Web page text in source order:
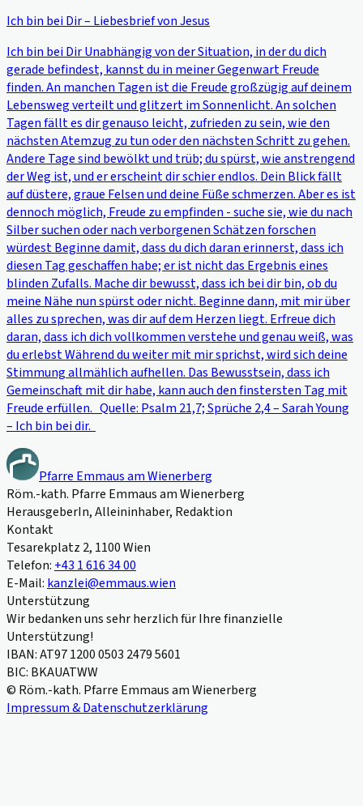
Ich bin bei Dir – Liebesbrief von Jesus
Ich bin bei Dir Unabhängig von der Situation, in der du dich
gerade befindest, kannst du in meiner Gegenwart Freude
finden. An manchen Tagen ist die Freude großzügig auf deinem
Lebensweg verteilt und glitzert im Sonnenlicht. An solchen
Tagen fällt es dir genauso leicht, zufrieden zu sein, wie den
nächsten Atemzug zu tun oder den nächsten Schritt zu gehen.
Andere Tage sind bewölkt und trüb; du spürst, wie anstrengend
der Weg ist, und er erscheint dir schier endlos. Dein Blick fällt
auf düstere, graue Felsen und deine Füße schmerzen. Aber es ist
dennoch möglich, Freude zu empfinden - suche sie, wie du nach
Silber suchen oder nach verborgenen Schätzen forschen
würdest Beginne damit, dass du dich daran erinnerst, dass ich
diesen Tag geschaffen habe; er ist nicht das Ergebnis eines
blinden Zufalls. Mache dir bewusst, dass ich bei dir bin, ob du
meine Nähe nun spürst oder nicht. Beginne dann, mit mir über
alles zu sprechen, was dir auf dem Herzen liegt. Erfreue dich
daran, dass ich dich vollkommen verstehe und genau weiß, was
du erlebst Während du weiter mit mir sprichst, wird sich deine
Stimmung allmählich aufhellen. Das Bewusstsein, dass ich
Gemeinschaft mit dir habe, kann auch den finstersten Tag mit
Freude erfüllen. Quelle: Psalm 21,7; Sprüche 2,4 – Sarah Young
– Ich bin bei dir.
Pfarre Emmaus am Wienerberg
Röm.-kath. Pfarre Emmaus am Wienerberg
HerausgeberIn, Alleininhaber, Redaktion
Kontakt
Tesarekplatz 2, 1100 Wien
Telefon: +43 1 616 34 00
E-Mail: kanzlei@emmaus.wien
Unterstützung
Wir bedanken uns sehr herzlich für Ihre finanzielle
Unterstützung!
IBAN: AT97 1200 0503 2479 5601
BIC: BKAUATWW
© Röm.-kath. Pfarre Emmaus am Wienerberg
Impressum & Datenschutzerklärung